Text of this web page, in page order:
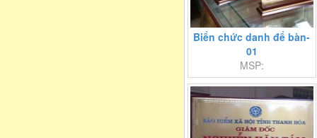
Biển chức danh để bàn-
01
MSP: